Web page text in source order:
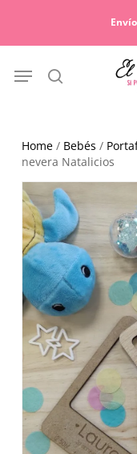
search
Menu
Home/ Bebés /
nevera Natalicios